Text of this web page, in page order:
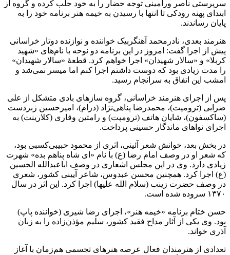
سرپرستی ناصر ورامینی توجه حضار را به خود جلب کرده و گروه از
ابتدای پهنه رودکی تا انتها با رسیدن به خیمه هنر برنامه خود را به
پایان رساندند.
هنرمند بعدی، نادرمحمد آهنگربیک خواننده و نوازنده دوتار خراسانی
پیش از اجرا گفت: امروز در این برنامه دو نوحه با نام‌های «شهید
کربلا» و «سالار شهیدان» اجرا خواهم کرد. قطعهٔ «سالار شهیدان»
را مدت زیادی بود که دوست داشتم اجرا کنم اما میسر نمی‌شد و
امشب این اتفاق به سرانجام رسید.
پس از اجرای هنرمند خراسانی، گروه سازهای بادی متشکل از علی
ضرابی (ترومپت)، محمدرضا پناهی‌نژاد (درام)، امیرحسین زبردست
(ساکسفون)، شایان هاتف (ترومپت) و رامتین وقاری (کلارینت) به
اجرای نواهای ماندگار حسینی پرداخت.
در بخش بعد، خوانش شعر آئینی، اثری از محمود حبیبی‌کسبی بود،
که شعر او در وصف امام رضا (ع) با نام «ای شاه پناهم بده» شهرت
زیادی دارد. وی در این مجلس اشعاری در وصف اباعبدالله الحسین
(ع) اجرا کرد. همچنین محسن عبدوس، شاعر آیینی کشور، شعری
در وصف حضرت زینب (سلام الله علیها) اجرا کرد. این اثر در سال
۱۳۷۰ سروده شده است.
حسن ختام برنامه «خیمه هنر»، اجرای رضا شیری (خواننده پاپ)
بود. وی یکی از آثار مداح فقید کشور، سلیم مؤذن‌زاده را به زبان
آذری خواند.
تعدادی از هنرمندان فعال عرصه هنرهای تجسمی هم‌زمان با آغاز